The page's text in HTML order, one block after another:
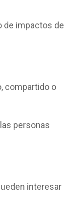
de impactos de
compartido o
personas
interesar